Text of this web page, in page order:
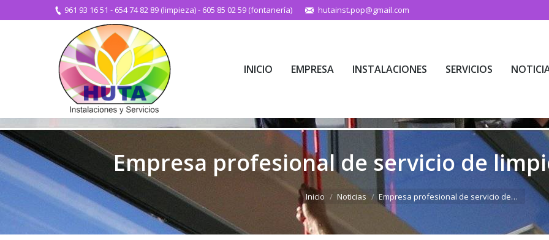
961 93 16 51 - 654 74 82 89 (limpieza)- 605 85 02 59 (fontanería) hutainst.pop@gmail.com
INICIO EMPRESA INSTALACIONES SERVICIOS
Empresa profesional de servicio de
Estás aquí:
Inicio Noticias Empresa profesional de servicio de…